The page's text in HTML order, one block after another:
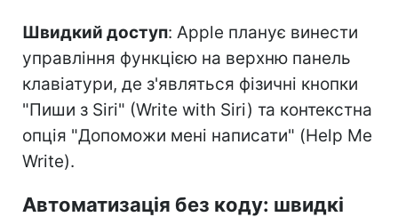
Швидкий доступ: Apple планує винести
управління функцією на верхню панель
клавіатури, де з'являться фізичні кнопки
"Пиши з Siri" (Write with Siri) та контекстна
опція "Допоможи мені написати" (Help Me
Write).
Автоматизація без коду: швидкі